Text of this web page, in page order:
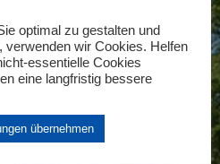
erste Rezension für
und
Jugendliche“
nicht veröffentlicht.
mit *markiert
optimal zu gestalten und
verwenden wir Cookies. Helfen
essentielle Cookies
eine langfristig bessere
übernehmen